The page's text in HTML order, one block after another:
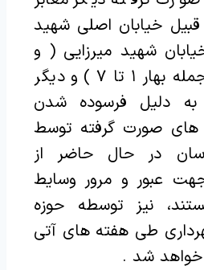
قبیل خیابان اصلی شهید
شهید میرزایی ( و
معابر فرعی آن از جمله بهار ۱ تا ۷ ) و دیگر
به دلیل فرسوده شدن
صورت گرفته توسط
در حال حاضر از
عبور و مرور وسایط
نیز توسطه حوزه
طی هفته های آتی
خواهد شد .